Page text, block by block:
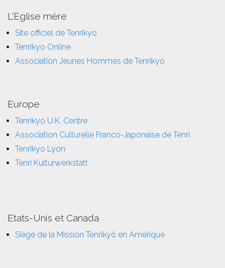
L'Eglise mère
Site officiel de Tenrikyo
Tenrikyo Online
Association Jeunes Hommes de Tenrikyo
Europe
Tenrikyo U.K. Centre
Association Culturelle Franco-Japonaise de Tenri
Tenrikyo Lyon
Tenri Kulturwerkstatt
Etats-Unis et Canada
Siège de la Mission Tenrikyô en Amérique